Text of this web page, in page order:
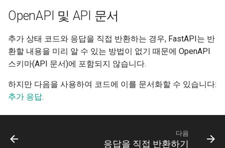
정적 파일
디버깅
OpenAPI 및 API 문서
추가 상태 코드와 응답을 직접 반환하는 경우, FastAPI는 반
환할 내용을 미리 알 수 있는 방법이 없기 때문에 OpenAPI
스키마(API 문서)에 포함되지 않습니다.
하지만 다음을 사용하여 코드에 이를 문서화할 수 있습니다:
추가 응답.
다음
응답을 직접 반환하기